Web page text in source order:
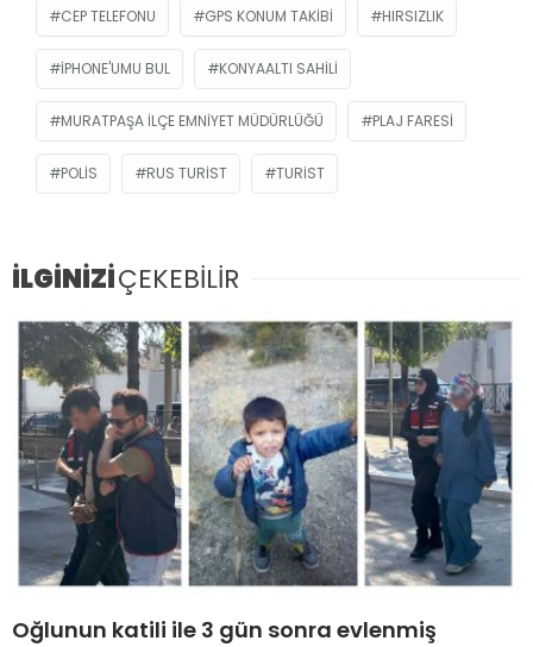
CEP TELEFONU GPS KONUM TAKIBI HIRSIZLIK
IPHONE'UMU BUL KONYAALTI SAHILI
MURATPAŞA İLÇE EMNIYET MÜDÜRLÜĞÜ PLAJ FARESI
POLIS RUS TURIST TURIST
İLGİNİZİÇEKEBİLİR
Oğlunun katili ile 3 gün sonra evlenmiş